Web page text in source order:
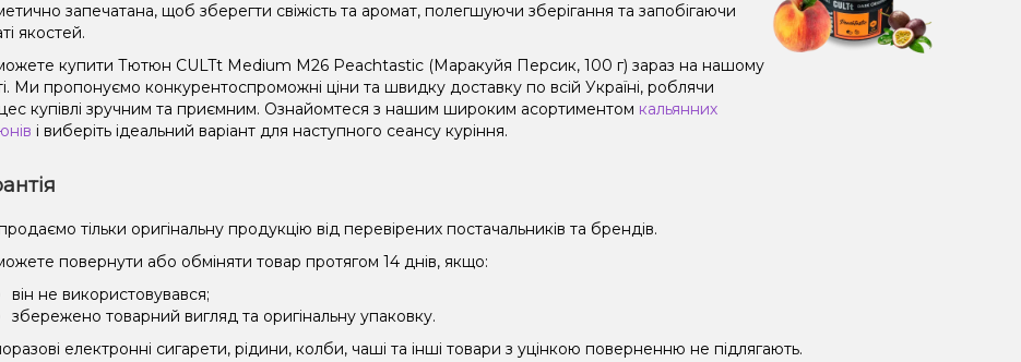
запечатана, щоб зберегти свіжість та аромат, полегшуючи зберігання та запобігаючи
якостей.
купити Тютюн CULTt Medium M26 Peachtastic (Маракуйя Персик, 100 г) зараз на нашому
Ми пропонуємо конкурентоспроможні ціни та швидку доставку по всій Україні, роблячи
купівлі зручним та приємним. Ознайомтеся з нашим широким асортиментом кальянних
і виберіть ідеальний варіант для наступного сеансу куріння.
тільки оригінальну продукцію від перевірених постачальників та брендів.
повернути або обміняти товар протягом 14 днів, якщо:
він не використовувався;
збережено товарний вигляд та оригінальну упаковку.
електронні сигарети, рідини, колби, чаші та інші товари з уцінкою поверненню не підлягають.